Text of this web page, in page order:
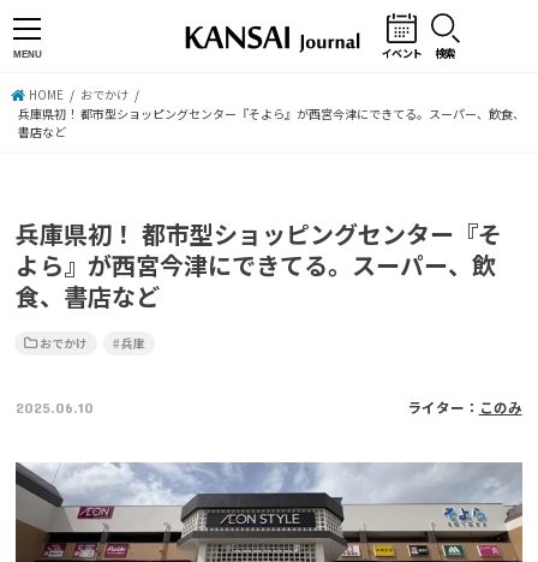
MENU イベント 検索
HOME
おでかけ
兵庫県初！ 都市型ショッピングセンター『そよら』が西宮今津にできてる。スーパー、飲食、
書店など
兵庫県初！ 都市型ショッピングセンター『そ
よら』が西宮今津にできてる。スーパー、飲
食、書店など
おでかけ 兵庫
2025.06.10 ライター： このみ